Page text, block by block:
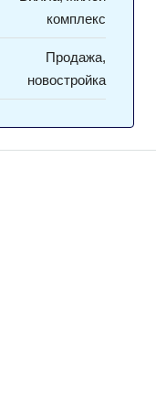
комплекс
Продажа,
новостройка